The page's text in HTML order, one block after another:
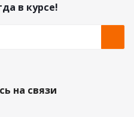
в курсе!
на связи